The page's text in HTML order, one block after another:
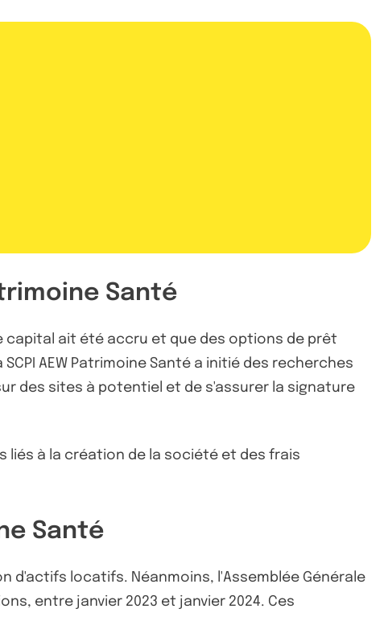
Santé
capital ait été accru et que des options de prêt
AEW Patrimoine Santé a initié des recherches
des sites à potentiel et de s'assurer la signature
liés à la création de la société et des frais
Santé
d'actifs locatifs. Néanmoins, l'Assemblée Générale
entre janvier 2023 et janvier 2024. Ces